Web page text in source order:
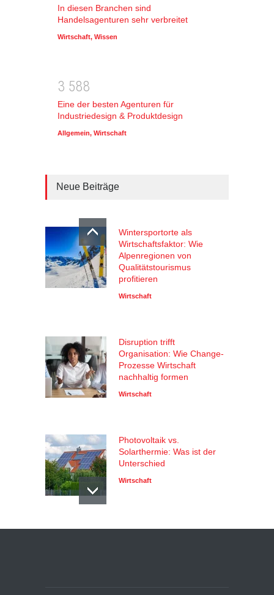
In diesen Branchen sind
Handelsagenturen sehr verbreitet
Wirtschaft, Wissen
3 588
Eine der besten Agenturen für
Industriedesign & Produktdesign
Allgemein, Wirtschaft
Neue Beiträge
Wintersportorte als
Wirtschaftsfaktor: Wie
Alpenregionen von
Qualitätstourismus
profitieren
Wirtschaft
Disruption trifft
Organisation: Wie Change-
Prozesse Wirtschaft
nachhaltig formen
Wirtschaft
Photovoltaik vs.
Solarthermie: Was ist der
Unterschied
Wirtschaft